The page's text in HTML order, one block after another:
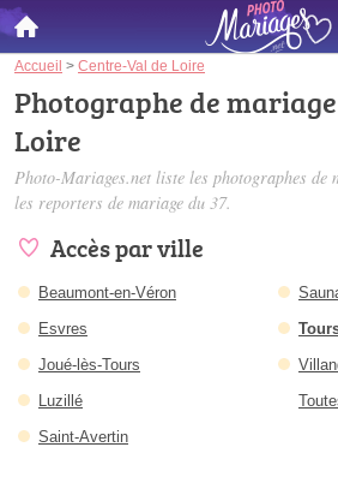
Accueil > Centre-Val de Loire
Photographe de
Loire
Photo-Mariages.net liste les photographes de
les reporters de mariage du 37.
Accès par ville
Beaumont-en-Véron
Esvres
Joué-lès-Tours
Luzillé
Saint-Avertin